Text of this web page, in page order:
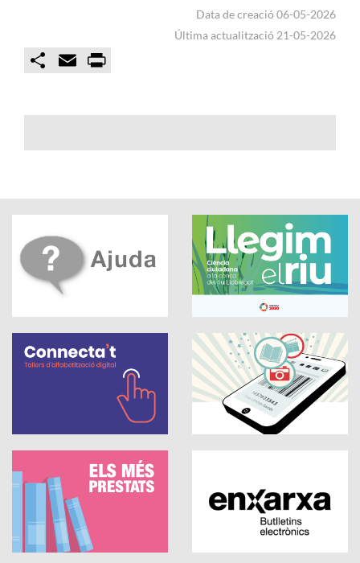
Data de creació 06-05-2026
Última actualització 21-05-2026
C
r
m